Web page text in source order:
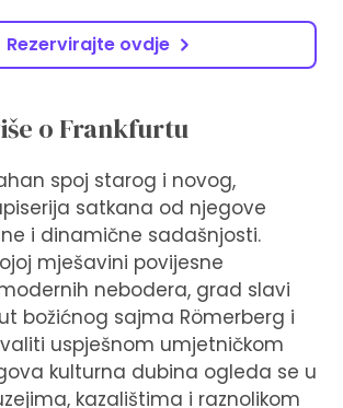
Rezervirajte ovdje
o Frankfurtu
spoj starog i novog,
satkana od njegove
i dinamične sadašnjosti.
mješavini povijesne
nebodera, grad slavi
božićnog sajma Römerberg i
uspješnom umjetničkom
kulturna dubina ogleda se u
kazalištima i raznolikom